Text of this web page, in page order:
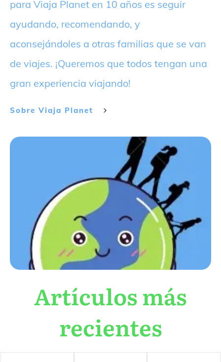
para Viaja Planet en 10 años es seguir
ayudando, recomendando, y
aconsejándoles a otras familias que se van
de viajes. ¡Queremos que todos tengan una
gran experiencia viajando!
Sobre Viaja Planet
Artículos más
recientes